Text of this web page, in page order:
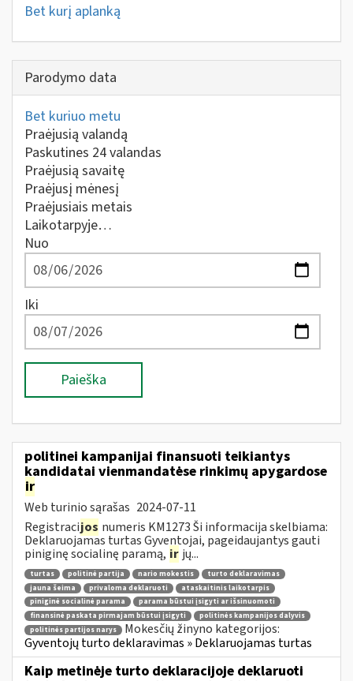
Bet kurį aplanką
Parodymo data
Bet kuriuo metu
Praėjusią valandą
Paskutines 24 valandas
Praėjusią savaitę
Praėjusį mėnesį
Praėjusiais metais
Laikotarpyje…
Nuo
Iki
Paieška
politinei kampanijai finansuoti teikiantys
kandidatai vienmandatėse rinkimų apygardose
ir
Web turinio sąrašas 2024-07-11
Registracijos numeris KM1273 Ši informacija skelbiama:
Deklaruojamas turtas Gyventojai, pageidaujantys gauti
piniginę socialinę paramą, ir jų...
turtas politinė partija nario mokestis
turto deklaravimas
jauna šeima
privaloma deklaruoti
ataskaitinis laikotarpis
piniginė socialinė parama
parama būstui įsigyti ar išsinuomoti
finansinė paskata pirmajam būstui įsigyti
politinės kampanijos dalyvis
politinės partijos narys
Mokesčių žinyno kategorijos:
Gyventojų turto deklaravimas » Deklaruojamas turtas
Kaip metinėje turto deklaracijoje deklaruoti